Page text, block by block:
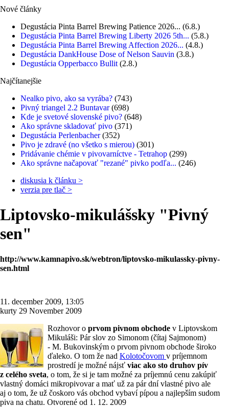
Nové články
Degustácia Pinta Barrel Brewing Patience 2026... (6.8.)
Degustácia Pinta Barrel Brewing Liberty 2026 5th... (5.8.)
Degustácia Pinta Barrel Brewing Affection 2026... (4.8.)
Degustácia DankHouse Dose of Nelson Sauvin (3.8.)
Degustácia Opperbacco Bullit (2.8.)
Najčítanejšie
Nealko pivo, ako sa vyrába? (743)
Pivný triangel 2.2 Buntavar(698)
Kde je svetové slovenské pivo? (648)
Ako správne skladovať pivo (371)
Degustácia Perlenbacher(352)
Pivo je zdravé (no všetko s mierou) (301)
Pridávanie chémie v pivovarníctve - Tetrahop (299)
Ako správne načapovať "rezané" pivko podľa... (246)
diskusia k článku >
verzia pre tlač >
Liptovsko-mikulášsky "Pivný
sen"
http://www.kamnapivo.sk/webtron/liptovsko-mikulassky-pivny-
sen.html
11. december 2009, 13:05
kurty 29 November 2009
Rozhovor o prvom pivnom obchode v Liptovskom
Mikuláši: Pár slov zo Simonom (čítaj Sajmonom)
- M. Bukovinským o prvom pivnom obchode široko
ďaleko. O tom že nad Kolotočovom v príjemnom
prostredí je možné nájsť viac ako sto druhov pív
z celého sveta, o tom, že si je tam možné za príjemnú cenu zakúpiť
vlastný domáci mikropivovar a mať už za pár dní vlastné pivo ale
aj o tom, že už čoskoro vás obchod vybaví pípou a najlepším sudom
piva na chatu. Otvorené od 1. 12. 2009